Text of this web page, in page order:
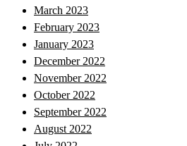
March 2023
February 2023
January 2023
December 2022
November 2022
October 2022
September 2022
August 2022